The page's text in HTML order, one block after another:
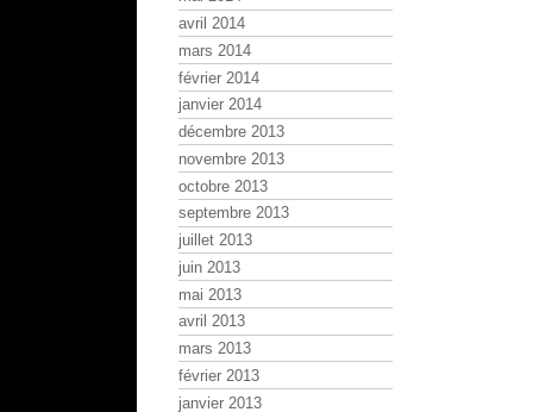
avril 2014
mars 2014
février 2014
janvier 2014
décembre 2013
novembre 2013
octobre 2013
septembre 2013
juillet 2013
juin 2013
mai 2013
avril 2013
mars 2013
février 2013
janvier 2013